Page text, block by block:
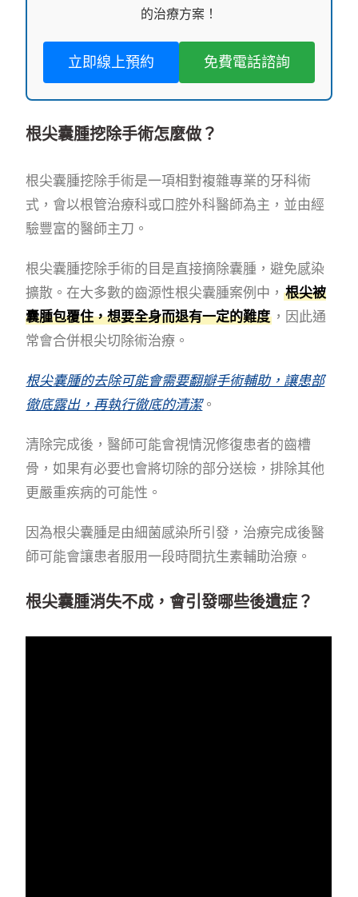
的治療方案！
立即線上預約 免費電話諮詢
根尖囊腫挖除手術怎麼做？
根尖囊腫挖除手術是一項相對複雜專業的牙科術
式，會以根管治療科或口腔外科醫師為主，並由經
驗豐富的醫師主刀。
根尖囊腫挖除手術的目是直接摘除囊腫，避免感染
擴散。在大多數的齒源性根尖囊腫案例中，根尖被
囊腫包覆住，想要全身而退有一定的難度 ，因此通
常會合併根尖切除術治療。
根尖囊腫的去除可能會需要翻瓣手術輔助，讓患部
徹底露出，再執行徹底的清潔。
清除完成後，醫師可能會視情況修復患者的齒槽
骨，如果有必要也會將切除的部分送檢，排除其他
更嚴重疾病的可能性。
因為根尖囊腫是由細菌感染所引發，治療完成後醫
師可能會讓患者服用一段時間抗生素輔助治療。
根尖囊腫消失不成，會引發哪些後遺症？